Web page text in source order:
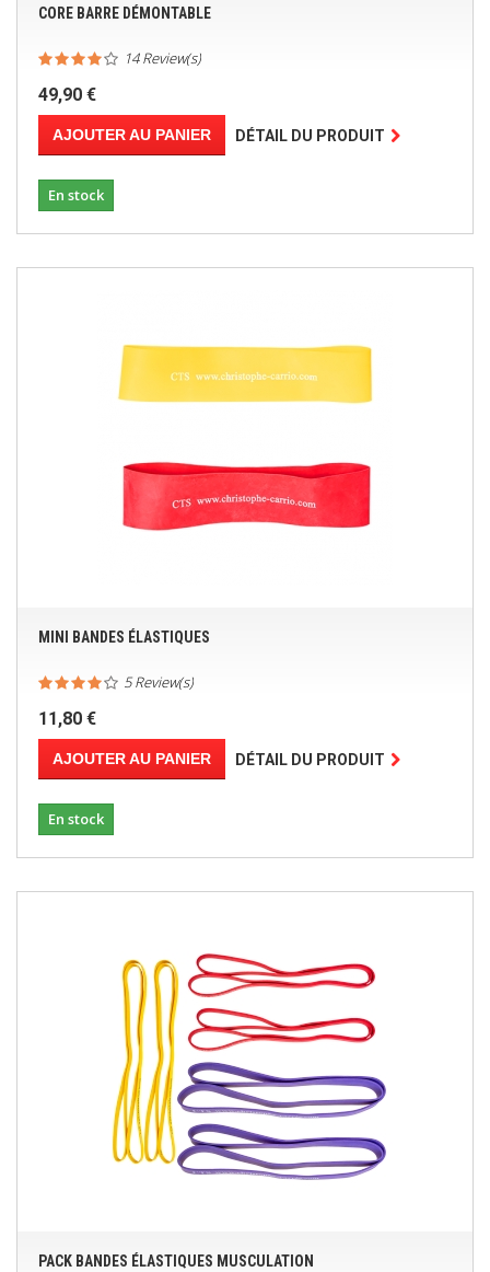
CORE BARRE DÉMONTABLE
14 Review(s)
49,90 €
AJOUTER AU PANIER DÉTAIL DU PRODUIT
En stock
MINI BANDES ÉLASTIQUES
5 Review(s)
11,80 €
AJOUTER AU PANIER DÉTAIL DU PRODUIT
En stock
PACK BANDES ÉLASTIQUES MUSCULATION